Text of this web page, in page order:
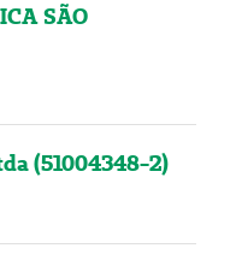
SÃO
(51004348-2)